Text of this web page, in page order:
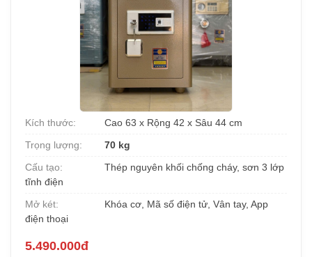
Kích thước:
Cao 63 x Rộng 42 x Sâu 44 cm
Trọng lượng:
70 kg
Cấu tạo:
Thép nguyên khối chống cháy, sơn 3 lớp
tĩnh điện
Mở két:
Khóa cơ, Mã số điện tử, Vân tay, App
điện thoại
5.490.000đ